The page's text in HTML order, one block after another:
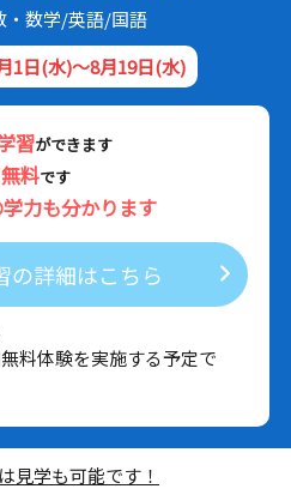
・数学/英語/国語
1日(水)～8月19日(水)
習ができます
料です
力も分かります
の詳細はこちら
料体験を実施する予定で
見学も可能です！